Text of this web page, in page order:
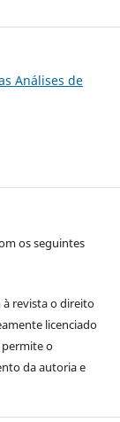
Análises de
os seguintes
revista o direito
licenciado
o
da autoria e